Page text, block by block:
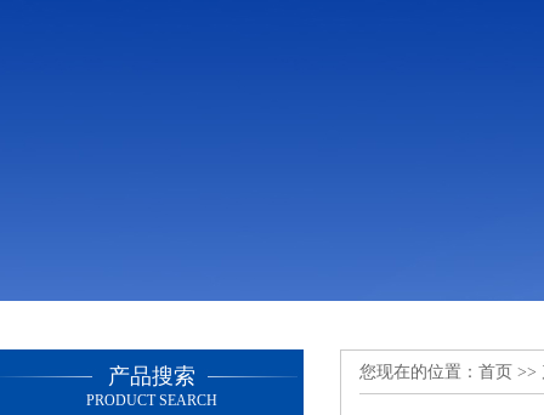
产品搜索
PRODUCT SEARCH
您现在的位置： 首页 >>